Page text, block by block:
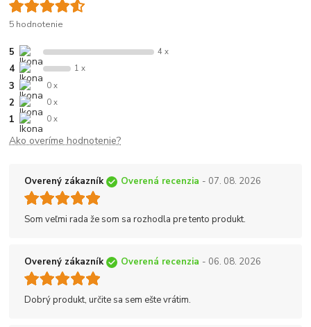
5 hodnotenie
5 4 x
4 1 x
3 0 x
2 0 x
1 0 x
Ako overíme hodnotenie?
Overený zákazník Overená recenzia - 07. 08. 2026
Som veľmi rada že som sa rozhodla pre tento produkt.
Overený zákazník Overená recenzia - 06. 08. 2026
Dobrý produkt, určite sa sem ešte vrátim.